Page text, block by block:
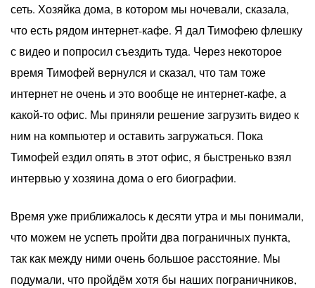
сеть. Хозяйка дома, в котором мы ночевали, сказала,
что есть рядом интернет-кафе. Я дал Тимофею флешку
с видео и попросил съездить туда. Через некоторое
время Тимофей вернулся и сказал, что там тоже
интернет не очень и это вообще не интернет-кафе, а
какой-то офис. Мы приняли решение загрузить видео к
ним на компьютер и оставить загружаться. Пока
Тимофей ездил опять в этот офис, я быстренько взял
интервью у хозяина дома о его биографии.
Время уже приближалось к десяти утра и мы понимали,
что можем не успеть пройти два пограничных пункта,
так как между ними очень большое расстояние. Мы
подумали, что пройдём хотя бы наших пограничников,